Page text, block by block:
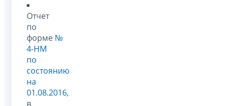
Отчет
по
форме №
4-НМ
по
состоянию
на
01.08.2016,
в